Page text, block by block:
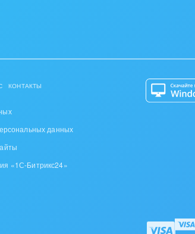
КОНТАКТЫ
данных
«1С-Битрикс24»